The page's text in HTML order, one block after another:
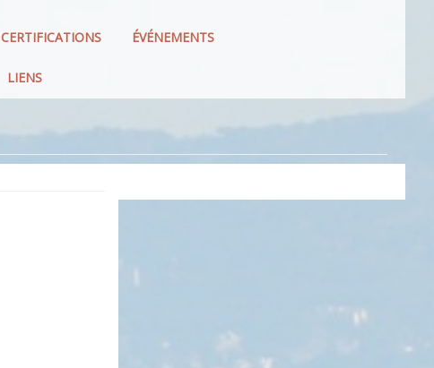
CERTIFICATIONS ÉVÉNEMENTS
LIENS